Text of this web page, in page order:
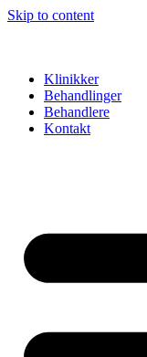
Skip to content
Klinikker
Behandlinger
Behandlere
Kontakt